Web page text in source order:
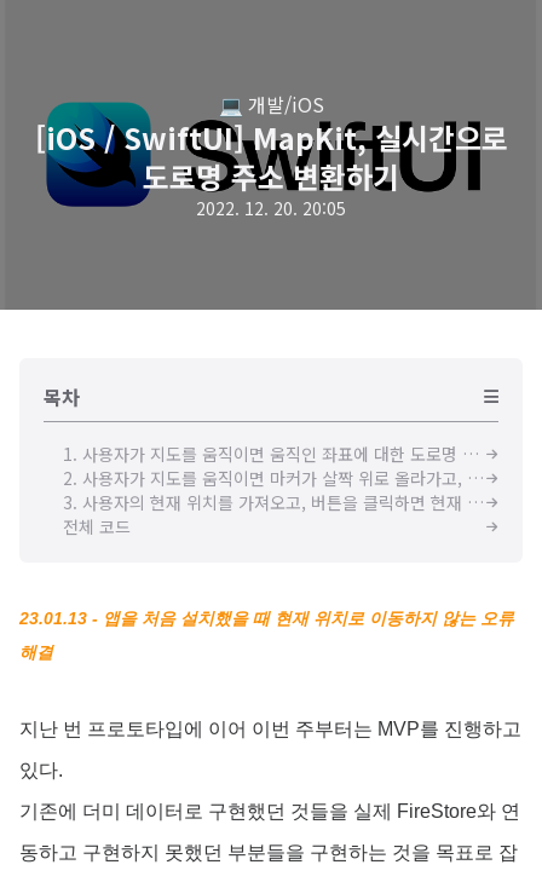
💻 개발/iOS
[iOS / SwiftUI] MapKit, 실시간으로
도로명 주소 변환하기
2022. 12. 20. 20:05
목차
1. 사용자가 지도를 움직이면 움직인 좌표에 대한 도로명 주소를 실시간으로 가져오기
2. 사용자가 지도를 움직이면 마커가 살짝 위로 올라가고, 움직임이 멈추면 마커가 다시 내려옴
3. 사용자의 현재 위치를 가져오고, 버튼을 클릭하면 현재 위치로 지도의 Focus를 변경함
전체 코드
23.01.13 - 앱을 처음 설치했을 때 현재 위치로 이동하지 않는 오류
해결
지난 번 프로토타입에 이어 이번 주부터는 MVP를 진행하고
있다.
기존에 더미 데이터로 구현했던 것들을 실제 FireStore와 연
동하고 구현하지 못했던 부분들을 구현하는 것을 목표로 잡